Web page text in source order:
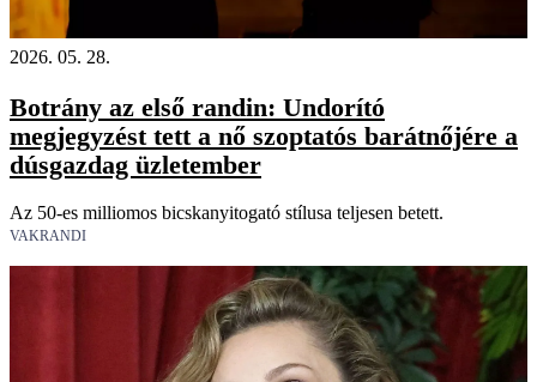
2026. 05. 28.
Botrány az első randin: Undorító
megjegyzést tett a nő szoptatós barátnőjére a
dúsgazdag üzletember
Az 50-es milliomos bicskanyitogató stílusa teljesen betett.
VAKRANDI